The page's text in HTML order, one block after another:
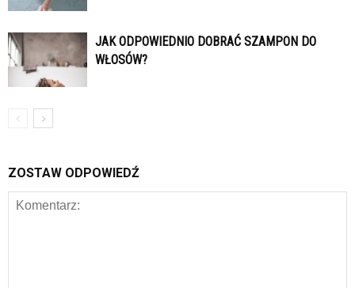
JAK ODPOWIEDNIO DOBRAĆ SZAMPON DO
WŁOSÓW?
ZOSTAW ODPOWIEDŹ